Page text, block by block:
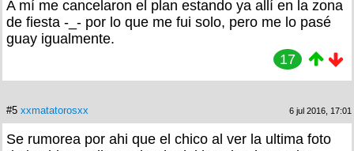
A mí me cancelaron el plan estando ya allí en la zona
de fiesta -_- por lo que me fui solo, pero me lo pasé
guay igualmente.
17
#5 xxmatatorosxx 6 jul 2016, 17:01
Se rumorea por ahi que el chico al ver la ultima foto